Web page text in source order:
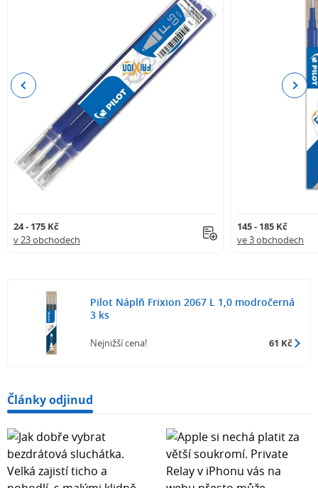
24 - 175 Kč
v 23 obchodech
145 - 185 Kč
ve 3 obchodech
Previous Next
Pilot Náplň Frixion 2067 L 1,0 modročerná
3 ks
Nejnižší cena! 61 Kč
Články odjinud